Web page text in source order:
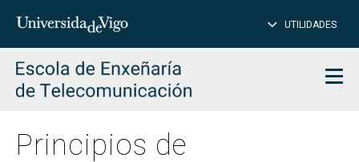
Introduce
para
buscar
UTILIDADES
Principios de